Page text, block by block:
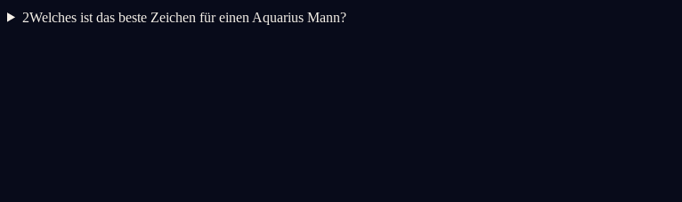
2Welches ist das beste Zeichen für einen Aquarius Mann?